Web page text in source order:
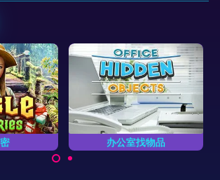
办公室找物品
找出办公室内所有的物
品。
中世纪城堡探
你能找到画面中隐
物品吗？